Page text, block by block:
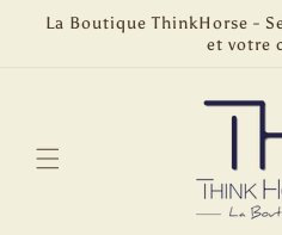
passer
La Boutique ThinkHorse -
et votre